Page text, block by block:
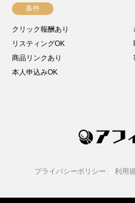
条件
クリック報酬あり
リスティングOK
商品リンクあり
本人申込みOK
プライバシーポリシー 利用